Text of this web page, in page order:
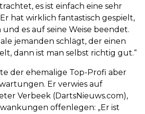
es ist einfach eine sehr
hat wirklich fantastisch gespielt,
es auf seine Weise beendet.
jemanden schlägt, der einen
dann ist man selbst richtig gut.“
der ehemalige Top-Profi aber
Er verwies auf
Verbeek (DartsNieuws.com),
offenlegen: „Er ist